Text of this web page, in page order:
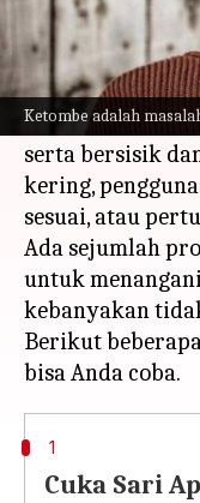
Ketombe adalah
Apa ceritanya
Ketombe adalah
umum.
Kondisi ini
serta bersisik
kering,
sesuai, atau
Ada sejumlah
untuk
kebanyakan
Berikut
1
Cuka Sari